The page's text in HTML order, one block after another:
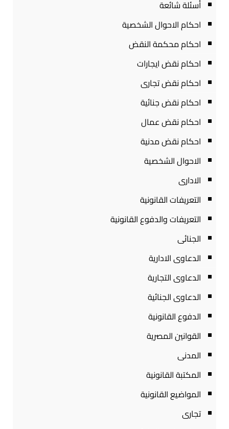
أسئلة شائعة
احكام الاحوال الشخصية
احكام محكمة النقض
احكام نقض ايجارات
احكام نقض تجارى
احكام نقض جنائية
احكام نقض عمال
احكام نقض مدنية
الاحوال الشخصية
الادارى
التعريفات القانونية
التعريفات والدفوع القانونية
الجنائى
الدعاوى الادارية
الدعاوى التجارية
الدعاوى الجنائية
الدفوع القانونية
القوانين المصرية
المدنى
المكتبة القانونية
المواضيع القانونية
تجارى